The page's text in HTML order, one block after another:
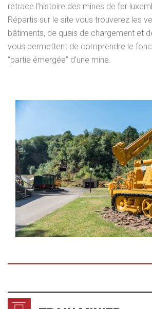
retrace l’histoire des mines de fer
Répartis sur le site vous trouverez les
bâtiments, de quais de chargement et
vous permettent de comprendre le
“partie émergée” d’une mine.